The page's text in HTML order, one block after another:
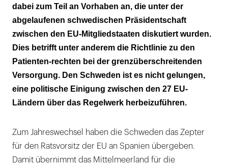
dabei zum Teil an Vorhaben an, die unter der
abgelaufenen schwedischen Präsidentschaft
zwischen den EU-Mitgliedstaaten diskutiert wurden.
Dies betrifft unter anderem die Richtlinie zu den
Patienten-rechten bei der grenzüberschreitenden
Versorgung. Den Schweden ist es nicht gelungen,
eine politische Einigung zwischen den 27 EU-
Ländern über das Regelwerk herbeizuführen.
Zum Jahreswechsel haben die Schweden das Zepter
für den Ratsvorsitz der EU an Spanien übergeben.
Damit übernimmt das Mittelmeerland für die